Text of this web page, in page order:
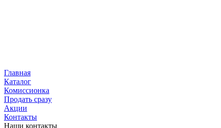
Главная
Каталог
Комиссионка
Продать сразу
Акции
Контакты
Наши контакты